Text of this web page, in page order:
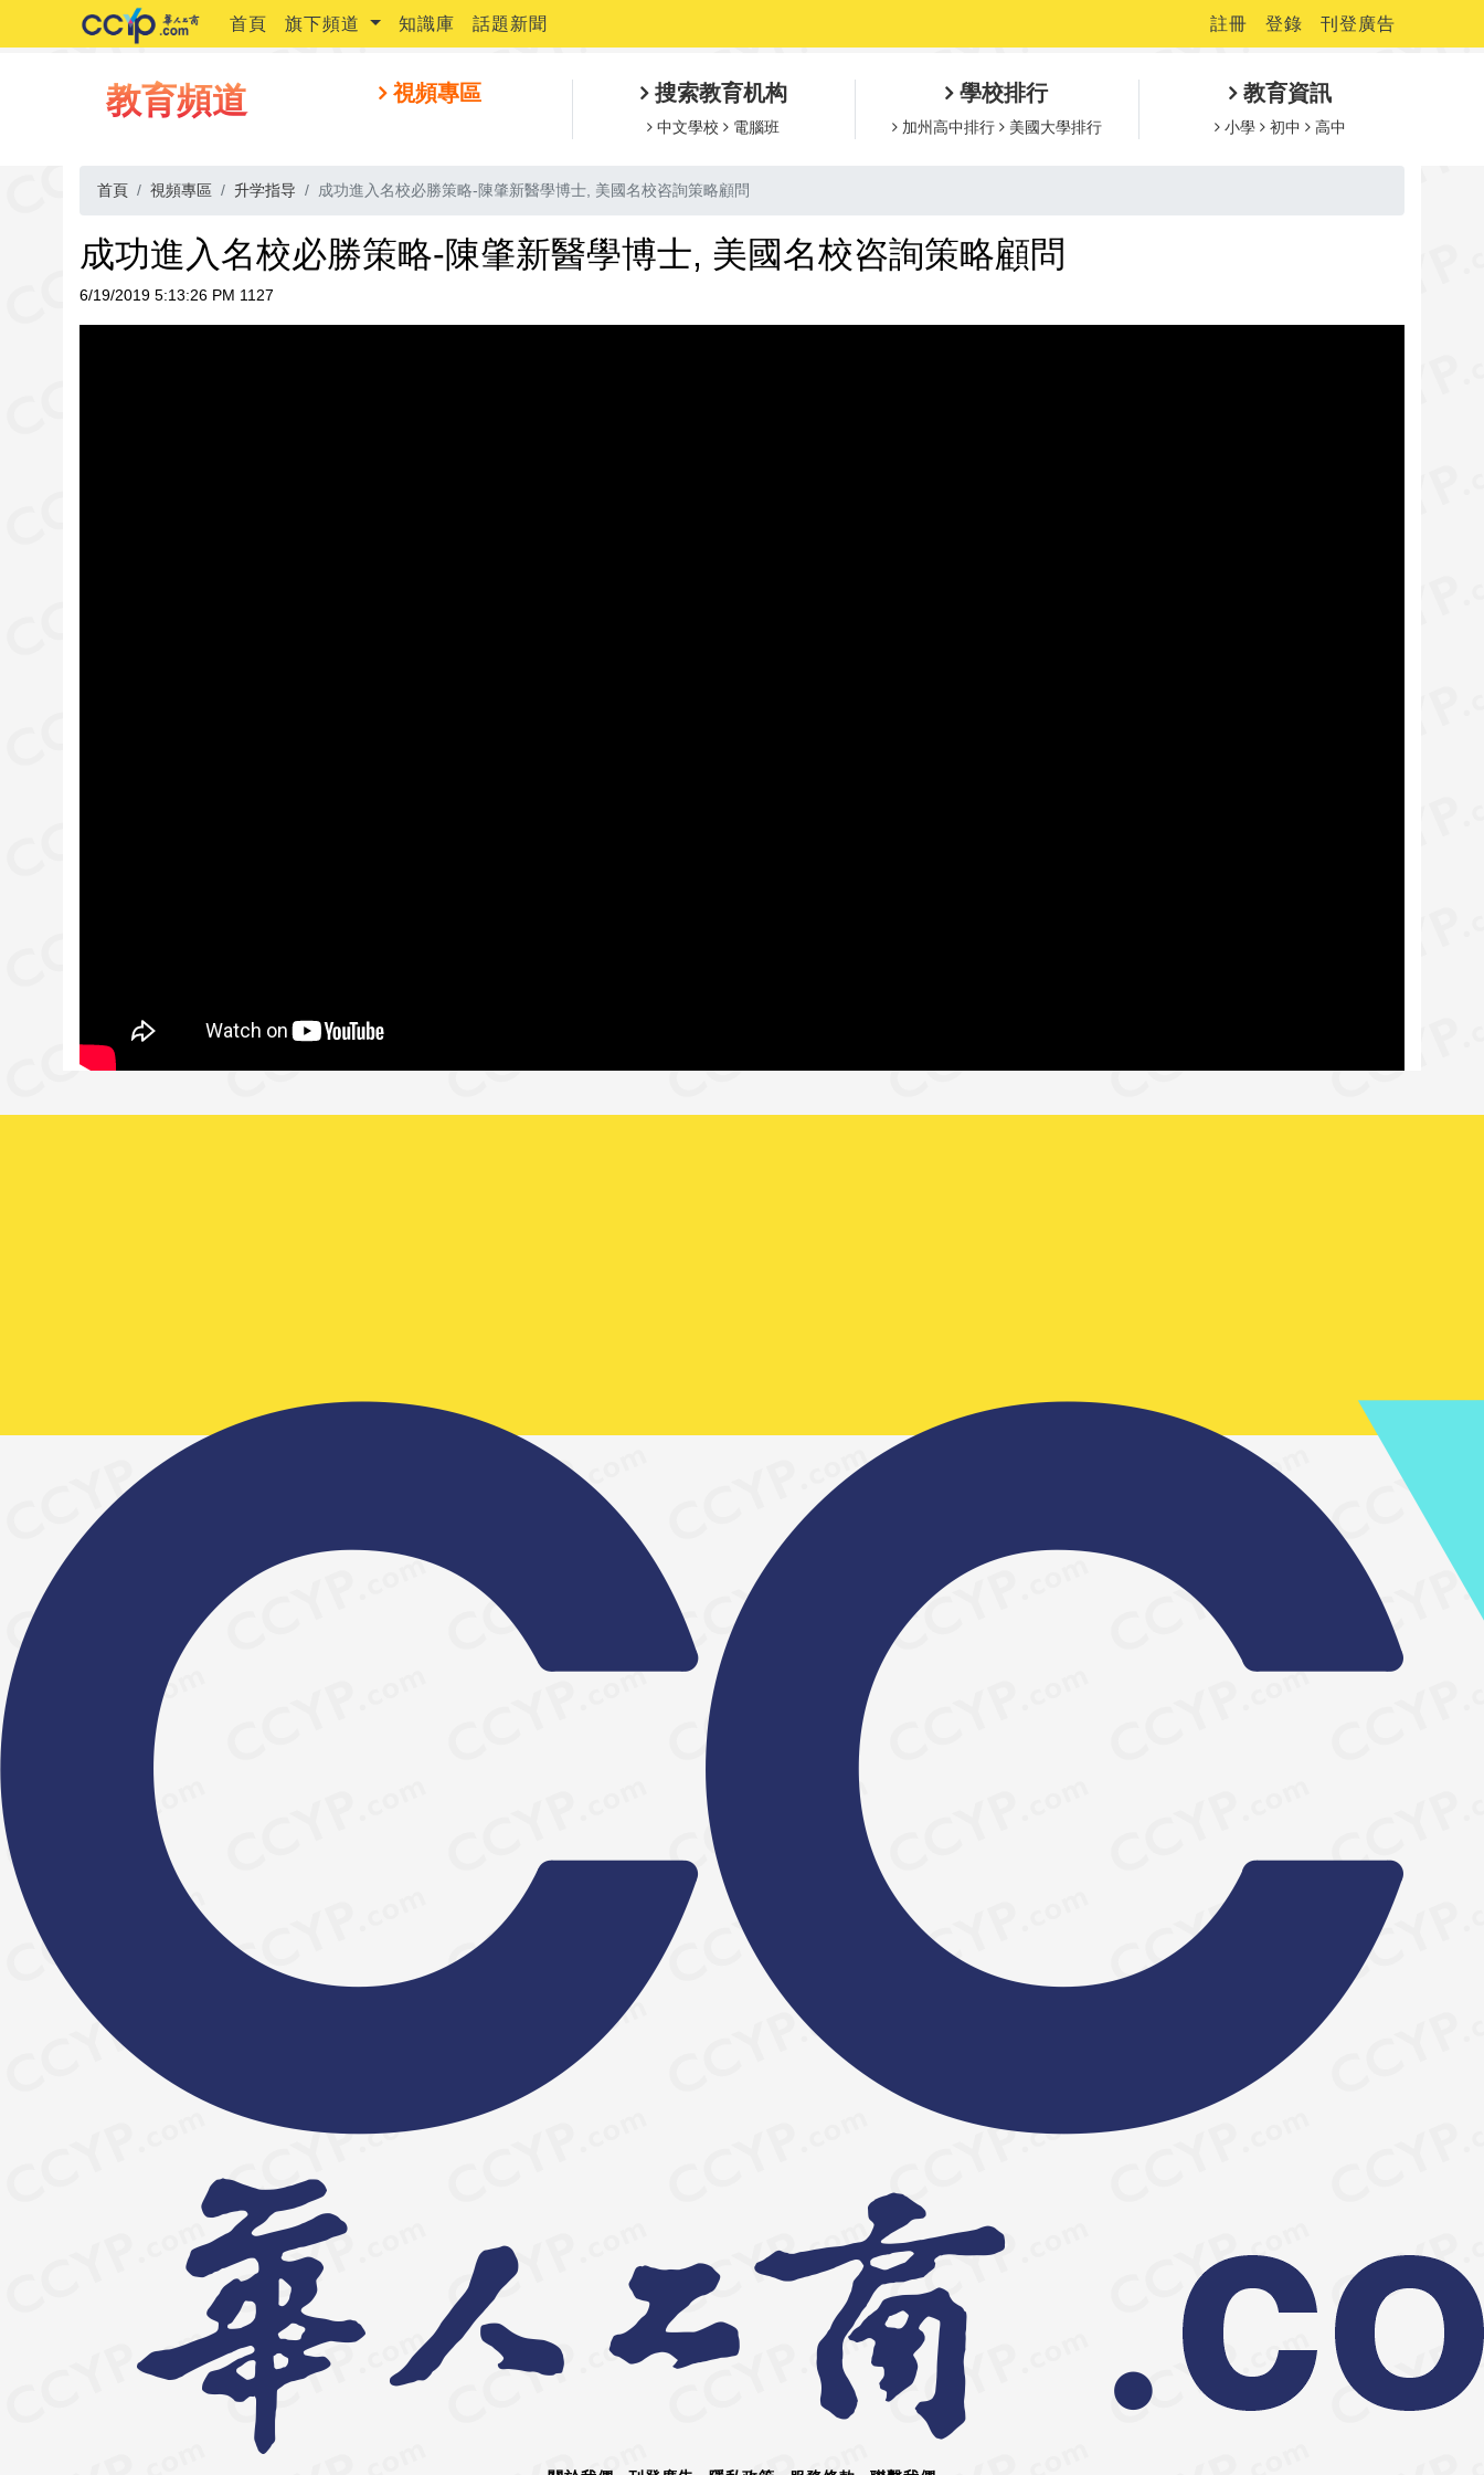
首頁 旗下頻道 知識庫 話題新聞 註冊 登錄 刊登廣告
教育頻道 視頻專區 搜索教育机构
中文學校 電腦班
學校排行
加州高中排行 美國大學排行
教育資訊
小學 初中 高中
首頁 視頻專區 升学指导 成功進入名校必勝策略-陳肇新醫學博士, 美國名校咨詢策略顧問
成功進入名校必勝策略-陳肇新醫學博士, 美國名校咨詢策略顧問
6/19/2019 5:13:26 PM 1127